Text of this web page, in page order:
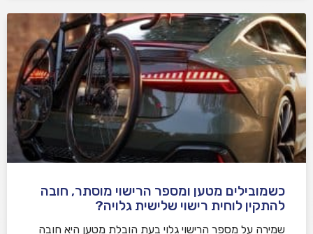
כשמובילים מטען ומספר הרישוי מוסתר, חובה
להתקין לוחית רישוי שלישית גלויה?
שמירה על מספר הרישוי גלוי בעת הובלת מטען היא חובה